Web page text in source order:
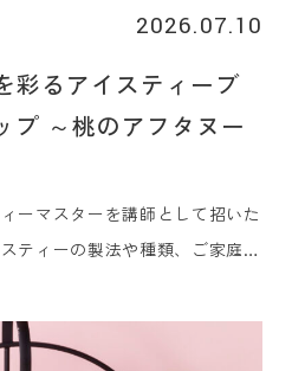
2026.07.10
るアイスティーブ
プ ～桃のアフタヌー
ーマスターを講師として招いた
ティーの製法や種類、ご家庭で
ィー作りを体験していただきま
ブレンド作りを体験した後は、